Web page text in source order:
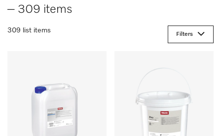
– 309 items
309 list items
Filters